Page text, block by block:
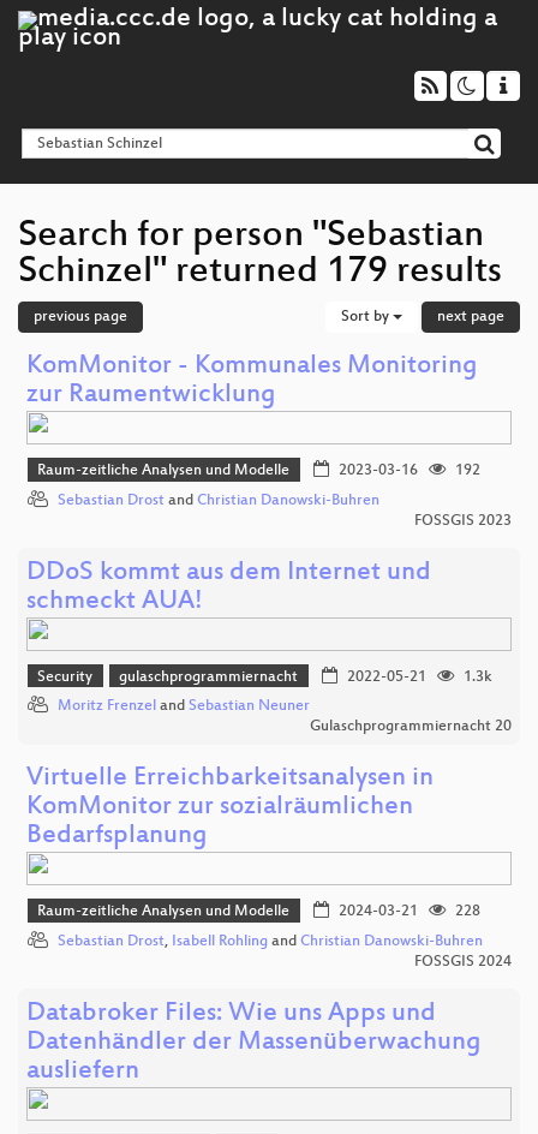
Search for person "Sebastian
Schinzel" returned 179 results
previous page Sort by next page
KomMonitor - Kommunales Monitoring
zur Raumentwicklung
Raum-zeitliche Analysen und Modelle 2023-03-16
192
Sebastian Drost and Christian Danowski-Buhren
FOSSGIS 2023
DDoS kommt aus dem Internet und
schmeckt AUA!
Security gulaschprogrammiernacht 2022-05-21
1.3k
Moritz Frenzel and Sebastian Neuner
Gulaschprogrammiernacht 20
Virtuelle Erreichbarkeitsanalysen in
KomMonitor zur sozialräumlichen
Bedarfsplanung
Raum-zeitliche Analysen und Modelle 2024-03-21
228
Sebastian Drost, Isabell Rohling and Christian Danowski-Buhren
FOSSGIS 2024
Databroker Files: Wie uns Apps und
Datenhändler der Massenüberwachung
ausliefern